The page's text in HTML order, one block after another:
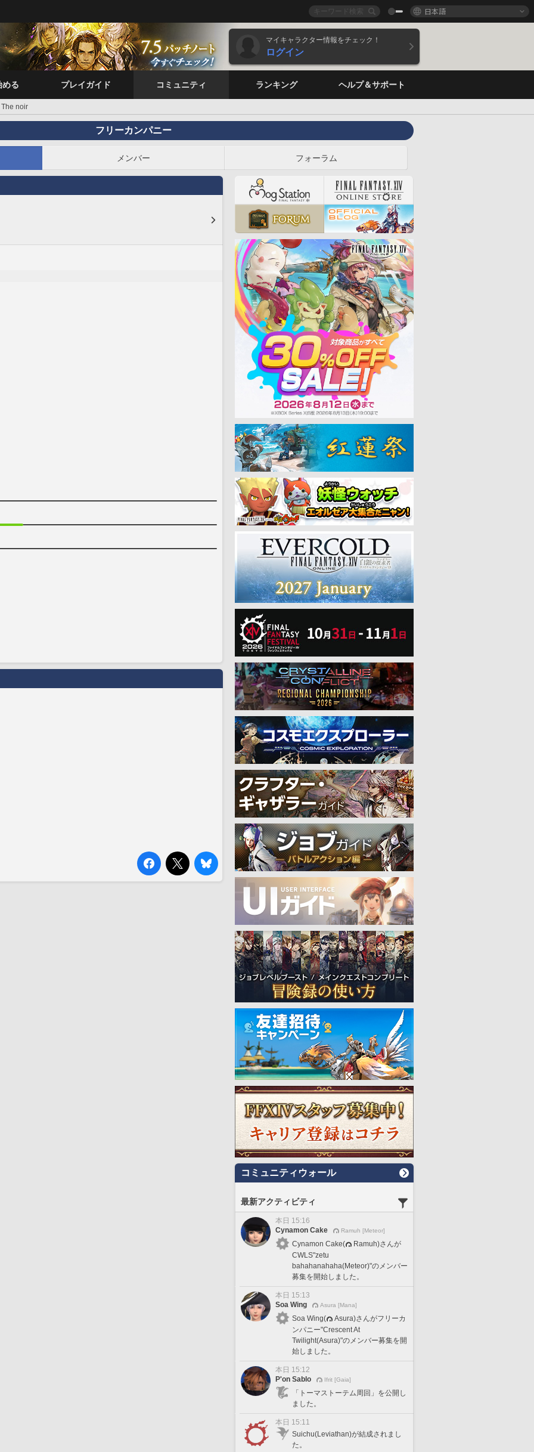
日本語
マイキャラクター情報をチェック！
ログイン
める プレイガイド コミュニティ ランキング ヘルプ＆サポート
The noir
フリーカンパニー
メンバー フォーラム
コミュニティウォール
最新アクティビティ
本日 15:16
Cynamon Cake
Ramuh [Meteor]
Cynamon Cake(
Ramuh)さんが
CWLS"zetu
bahahanahaha(Meteor)"のメンバー
募集を開始しました。
本日 15:13
Soa Wing
Asura [Mana]
Soa Wing(
Asura)さんがフリーカ
ンパニー"Crescent At
Twilight(Asura)"のメンバー募集を開
始しました。
本日 15:12
P'on Sablo
Ifrit [Gaia]
「トーマストーテム周回」を公開し
ました。
本日 15:11
Suichu(Leviathan)が結成されまし
た。